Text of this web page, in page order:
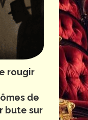
rougir
de
bute sur